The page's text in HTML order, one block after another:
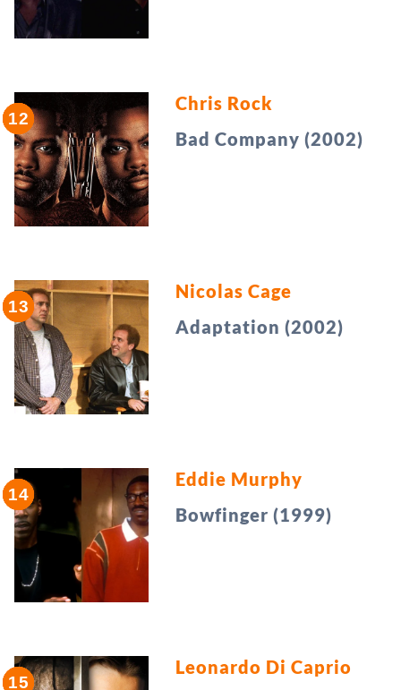
Chris Rock
Bad Company (2002)
Nicolas Cage
Adaptation (2002)
Eddie Murphy
Bowfinger (1999)
Leonardo Di Caprio